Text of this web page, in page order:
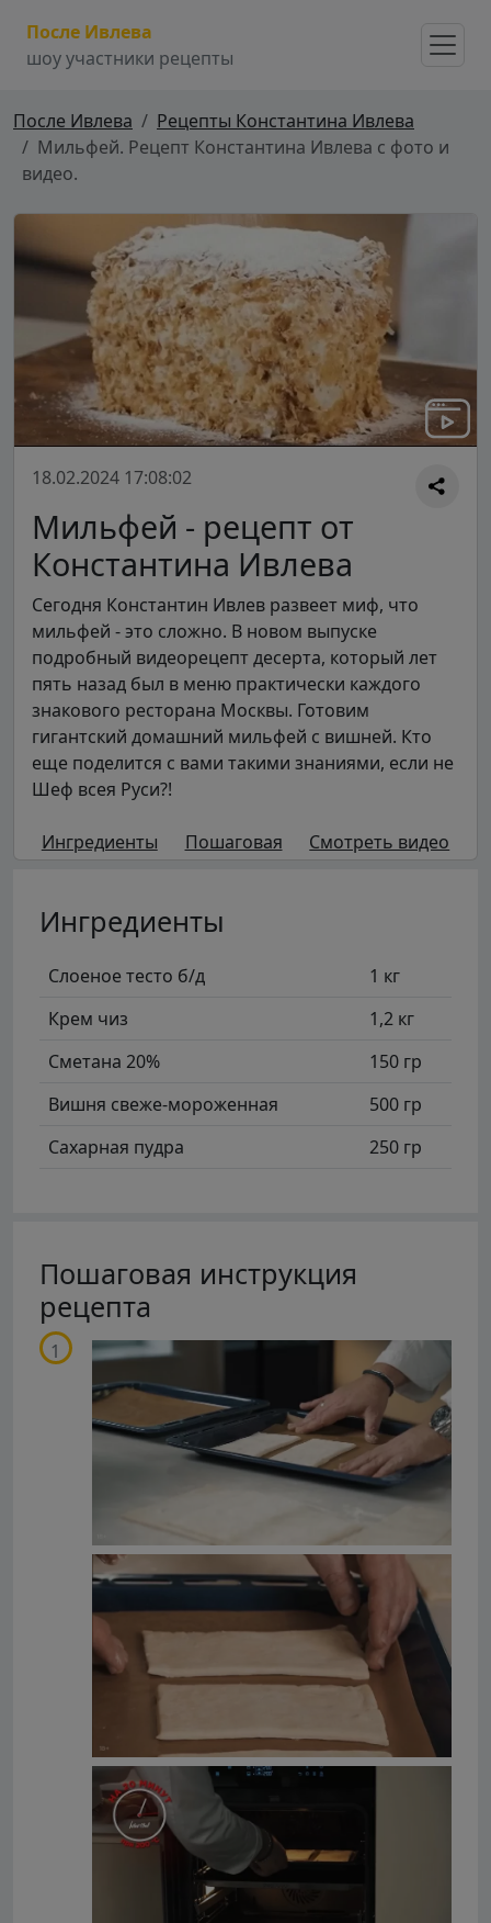
После Ивлева
шоу участники рецепты
После Ивлева
Рецепты Константина Ивлева
Мильфей. Рецепт Константина Ивлева с фото и
видео.
18.02.2024 17:08:02
Мильфей - рецепт от
Константина Ивлева
Сегодня Константин Ивлев развеет миф, что
мильфей - это сложно. В новом выпуске
подробный видеорецепт десерта, который лет
пять назад был в меню практически каждого
знакового ресторана Москвы. Готовим
гигантский домашний мильфей с вишней. Кто
еще поделится с вами такими знаниями, если не
Шеф всея Руси?!
Ингредиенты Пошаговая Смотреть видео
Ингредиенты
Слоеное тесто б/д
1 кг
Крем чиз
1,2 кг
Сметана 20%
150 гр
Вишня свеже-мороженная
500 гр
Сахарная пудра
250 гр
Пошаговая инструкция
рецепта